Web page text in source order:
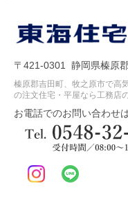
〒421-0301 静岡県榛原
榛原郡吉田町、牧之原市で高
の注文住宅・平屋なら工務店
お電話でのお問い合わせ